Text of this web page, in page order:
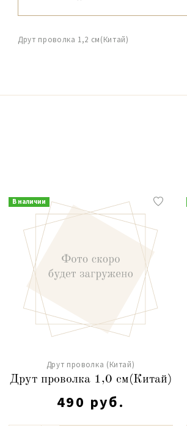
Друт проволка 1,2 см(Китай)
В наличии
Друт проволка (Китай)
Друт проволка 1,0 см(Китай)
490 руб.